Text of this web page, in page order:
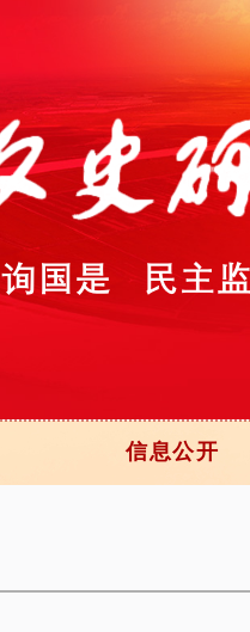
信息公开